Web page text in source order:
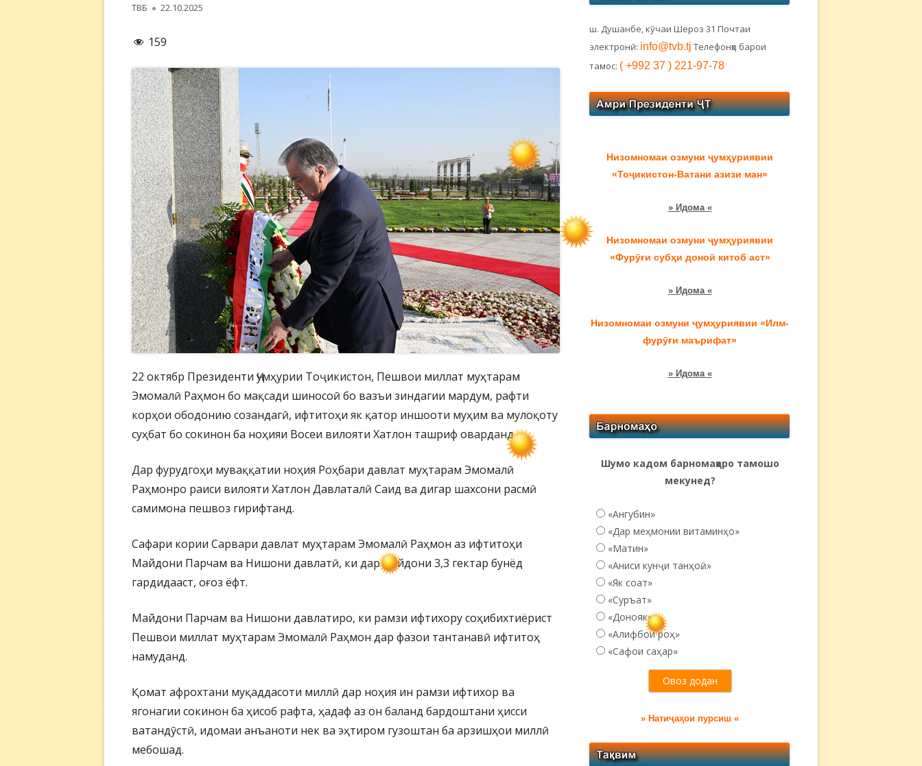
Автор
ТВБ Опубликовано
22.10.2025
159
22 октябр Президенти Ҷумҳурии Тоҷикистон, Пешвои миллат муҳтарам
Эмомалӣ Раҳмон бо мақсади шиносоӣ бо вазъи зиндагии мардум, рафти
корҳои ободонию созандагӣ, ифтитоҳи як қатор иншооти муҳим ва мулоқоту
суҳбат бо сокинон ба ноҳияи Восеи вилояти Хатлон ташриф оварданд.
Дар фурудгоҳи муваққатии ноҳия Роҳбари давлат муҳтарам Эмомалӣ
Раҳмонро раиси вилояти Хатлон Давлаталӣ Саид ва дигар шахсони расмӣ
самимона пешвоз гирифтанд.
Сафари кории Сарвари давлат муҳтарам Эмомалӣ Раҳмон аз ифтитоҳи
Майдони Парчам ва Нишони давлатӣ, ки дар майдони 3,3 гектар бунёд
гардидааст, оғоз ёфт.
Майдони Парчам ва Нишони давлатиро, ки рамзи ифтихору соҳибихтиёрист
Пешвои миллат муҳтарам Эмомалӣ Раҳмон дар фазои тантанавӣ ифтитоҳ
намуданд.
Қомат афрохтани муқаддасоти миллӣ дар ноҳия ин рамзи ифтихор ва
ягонагии сокинон ба ҳисоб рафта, ҳадаф аз он баланд бардоштани ҳисси
ватандӯстӣ, идомаи анъаноти нек ва эҳтиром гузоштан ба арзишҳои миллӣ
мебошад.
ш. Душанбе, кӯчаи Шероз 31 Почтаи
электронӣ: info@tvb.tj Телефонҳо барои
тамос: ( +992 37 ) 221-97-78
Низомномаи озмуни ҷумҳуриявии
«Тоҷикистон-Ватани азизи ман»
» Идома «
Низомномаи озмуни ҷумҳуриявии
«Фурӯғи субҳи доноӣ китоб аст»
» Идома «
Низомномаи озмуни ҷумҳуриявии «Илм-
фурӯғи маърифат»
» Идома «
Шумо кадом барномаҳоро тамошо
мекунед?
«Ангубин»
«Дар меҳмонии витаминҳо»
«Матин»
«Аниси кунҷи танҳоӣ...»
«Як соат»
«Суръат»
«Донояк»
«Алифбои роҳ»
«Сафои саҳар»
» Натиҷаҳои пурсиш «